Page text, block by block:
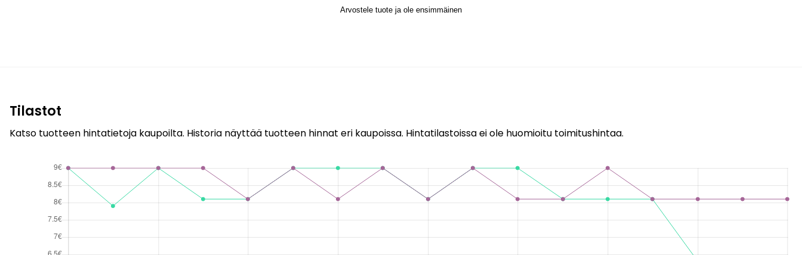
Arvostele tuote ja ole ensimmäinen
Tilastot
Katso tuotteen hintatietoja kaupoilta. Historia näyttää tuotteen hinnat eri kaupoissa. Hintatilastoissa ei ole huomioitu toimitushintaa.